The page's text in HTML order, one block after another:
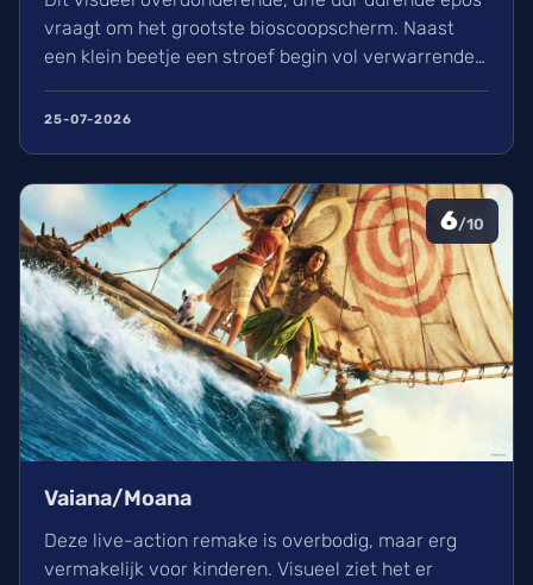
vraagt om het grootste bioscoopscherm. Naast
een klein beetje een stroef begin vol verwarrende
flashbacks en wisselend acteerwerk, evolueert de
film in een indrukwekkend epos vol praktische
25-07-2026
6/10
Vaiana/Moana
Deze live-action remake is overbodig, maar erg
vermakelijk voor kinderen. Visueel ziet het er